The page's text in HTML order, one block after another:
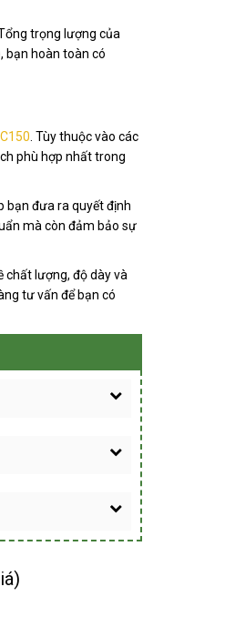
trọng lượng của
bạn hoàn toàn có
. Tùy thuộc vào các
phù hợp nhất trong
bạn đưa ra quyết định
mà còn đảm bảo sự
chất lượng, độ dày và
tư vấn để bạn có